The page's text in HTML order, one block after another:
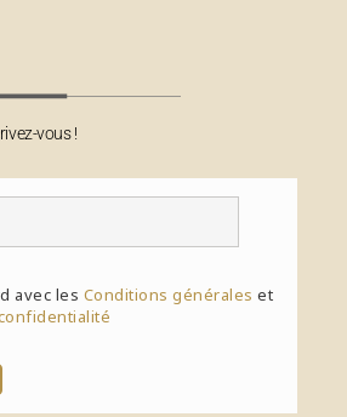
vous !
avec les Conditions générales et